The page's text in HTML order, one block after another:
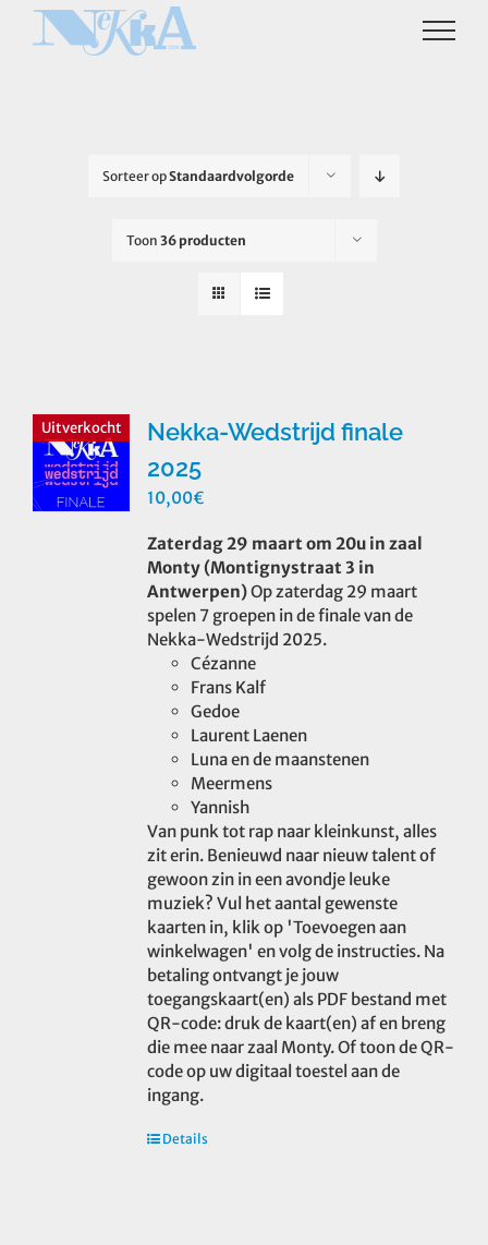
Sorteer opStandaardvolgorde
Toon 36 producten
Uitverkocht
Nekka-Wedstrijd finale
2025
10,00€
Zaterdag 29 maart om 20u in zaal
Monty (Montignystraat 3 in
Antwerpen)Op zaterdag 29 maart
spelen 7 groepen in de finale van de
Nekka-Wedstrijd 2025.
Cézanne
Frans Kalf
Gedoe
Laurent Laenen
Luna en de maanstenen
Meermens
Yannish
Van punk tot rap naar kleinkunst, alles
zit erin. Benieuwd naar nieuw talent of
gewoon zin in een avondje leuke
muziek? Vul het aantal gewenste
kaarten in, klik op 'Toevoegen aan
winkelwagen' en volg de instructies. Na
betaling ontvangt je jouw
toegangskaart(en) als PDF bestand met
QR-code: druk de kaart(en) af en breng
die mee naar zaal Monty. Of toon de QR-
code op uw digitaal toestel aan de
ingang.
Details